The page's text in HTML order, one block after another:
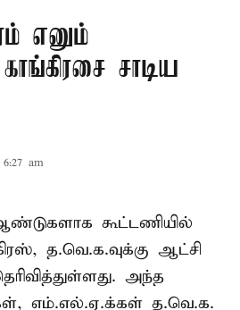
எனும்
காங்கிரசை சாடிய
am
கூட்டணியில்
த.வெ.க.வுக்கு ஆட்சி
அந்த
எம்.எல்.ஏ.க்கள் த.வெ.க.